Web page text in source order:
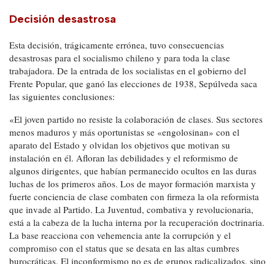
Decisión desastrosa
Esta decisión, trágicamente errónea, tuvo consecuencias
desastrosas para el socialismo chileno y para toda la clase
trabajadora. De la entrada de los socialistas en el gobierno del
Frente Popular, que ganó las elecciones de 1938, Sepúlveda saca
las siguientes conclusiones:
«El joven partido no resiste la colaboración de clases. Sus sectores
menos maduros y más oportunistas se «engolosinan» con el
aparato del Estado y olvidan los objetivos que motivan su
instalación en él. Afloran las debilidades y el reformismo de
algunos dirigentes, que habían permanecido ocultos en las duras
luchas de los primeros años. Los de mayor formación marxista y
fuerte conciencia de clase combaten con firmeza la ola reformista
que invade al Partido. La Juventud, combativa y revolucionaria,
está a la cabeza de la lucha interna por la recuperación doctrinaria.
La base reacciona con vehemencia ante la corrupción y el
compromiso con el status que se desata en las altas cumbres
burocráticas. El inconformismo no es de grupos radicalizados, sino